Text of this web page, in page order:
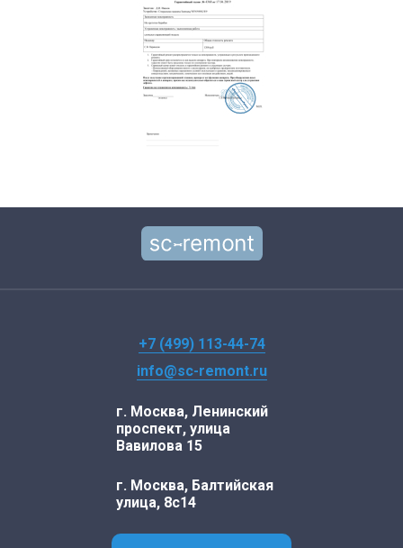
+7 (499) 113-44-74
info@sc-remont.ru
г. Москва, Ленинский
проспект, улица
Вавилова 15
г. Москва, Балтийская
улица, 8с14